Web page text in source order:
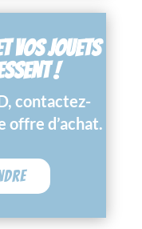
VOS JOUETS
!
contactez-
offre d’achat.